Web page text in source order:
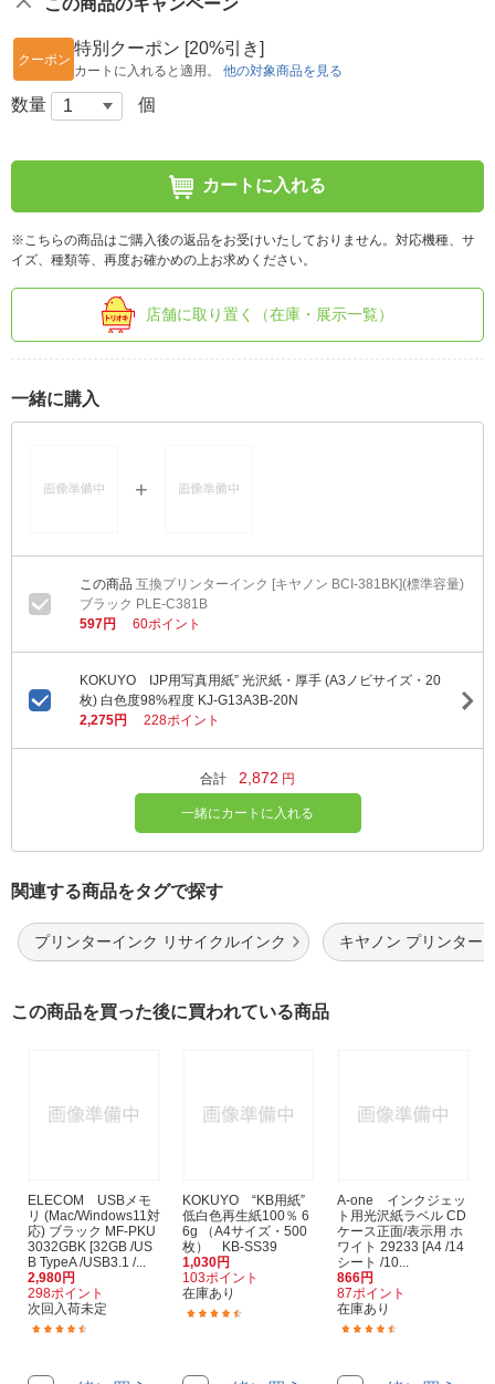
この商品のキャンペーン
クーポン
特別クーポン [20%引き]
カートに入れると適用。 他の対象商品を見る
数量 個
カートに入れる
※こちらの商品はご購入後の返品をお受けいたしておりません。対応機種、サ
イズ、種類等、再度お確かめの上お求めください。
店舗に取り置く（在庫・展示一覧）
一緒に購入
互換プリンターインク [キヤノン BCI-381BK](標準容量)
ブラック PLE-C381B
597円
60ポイント
KOKUYO IJP用写真用紙” 光沢紙・厚手 (A3ノビサイズ・20
枚) 白色度98%程度 KJ-G13A3B-20N
2,275円
228ポイント
合計 2,872 円
一緒にカートに入れる
関連する商品をタグで探す
プリンターインク リサイクルインク キヤノン プリンター
この商品を買った後に買われている商品
ELECOM USBメモ
リ (Mac/Windows11対
応) ブラック MF-PKU
3032GBK [32GB /US
B TypeA /USB3.1 /...
2,980円
298ポイント
次回入荷未定
KOKUYO “KB用紙”
低白色再生紙100％ 6
6g （A4サイズ・500
枚） KB-SS39
1,030円
103ポイント
在庫あり
A-one インクジェッ
ト用光沢紙ラベル CD
ケース正面/表示用 ホ
ワイト 29233 [A4 /14
シート /10...
866円
87ポイント
在庫あり